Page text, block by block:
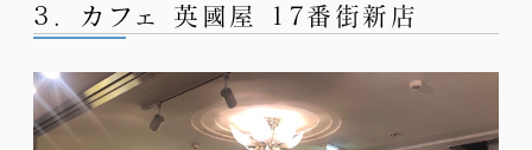
3．カフェ 英國屋 17番街新店